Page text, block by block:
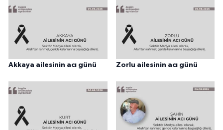
Akkaya ailesinin acı günü Zorlu ailesinin acı günü